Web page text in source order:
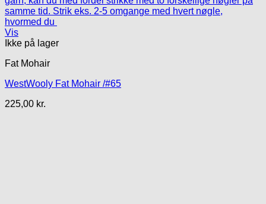
Vis
Ikke på lager
Fat Mohair
WestWooly Fat Mohair /#65
225,00 kr.